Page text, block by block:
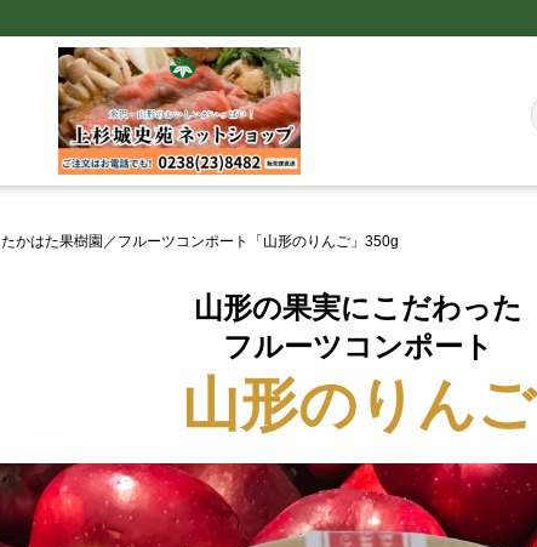
たかはた果樹園／フルーツコンポート「山形のりんご」350g
山形の果実にこだわった
フルーツコンポート
山形のりんご